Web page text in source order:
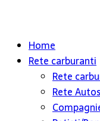
Home
Rete carburanti
Rete
Rete